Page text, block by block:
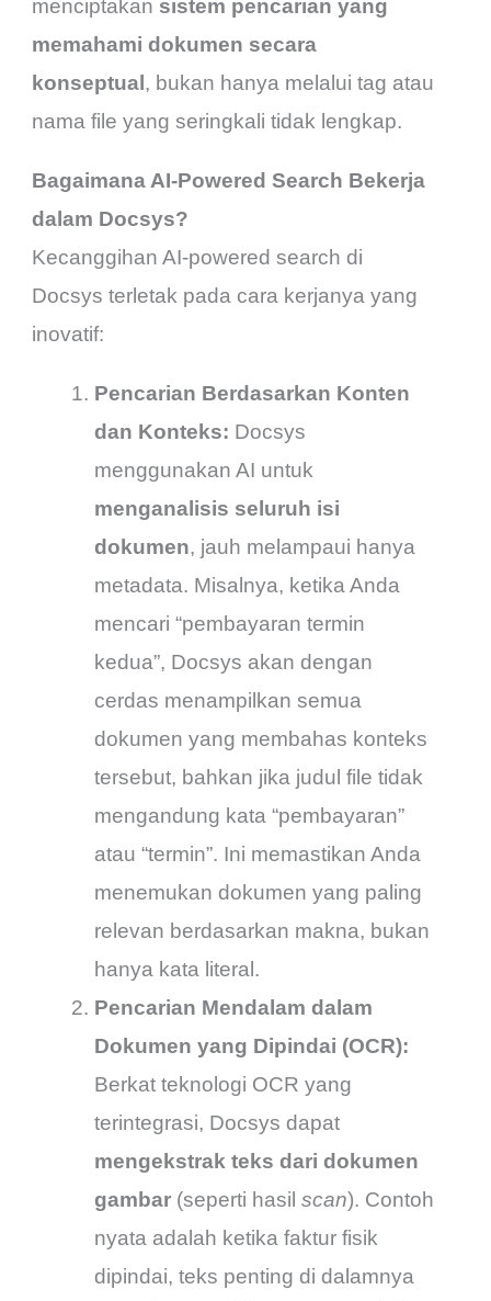
menciptakan sistem pencarian yang
memahami dokumen secara
konseptual, bukan hanya melalui tag atau
nama file yang seringkali tidak lengkap.
Bagaimana AI-Powered Search Bekerja
dalam Docsys?
Kecanggihan AI-powered search di
Docsys terletak pada cara kerjanya yang
inovatif:
Pencarian Berdasarkan Konten
dan Konteks: Docsys
menggunakan AI untuk
menganalisis seluruh isi
dokumen, jauh melampaui hanya
metadata. Misalnya, ketika Anda
mencari “pembayaran termin
kedua”, Docsys akan dengan
cerdas menampilkan semua
dokumen yang membahas konteks
tersebut, bahkan jika judul file tidak
mengandung kata “pembayaran”
atau “termin”. Ini memastikan Anda
menemukan dokumen yang paling
relevan berdasarkan makna, bukan
hanya kata literal.
Pencarian Mendalam dalam
Dokumen yang Dipindai (OCR):
Berkat teknologi OCR yang
terintegrasi, Docsys dapat
mengekstrak teks dari dokumen
gambar (seperti hasilscan). Contoh
nyata adalah ketika faktur fisik
dipindai, teks penting di dalamnya